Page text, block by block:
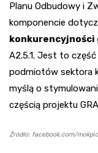
Planu Odbudowy i
komponencie
konkurencyjności
A2.5.1. Jest to
podmiotów sektora
myślą o
częścią projektu
Źródło: facebook.com/